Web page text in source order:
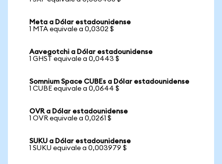
Meta a Dólar estadounidense
1 MTA equivale a 0,0302 $
Aavegotchi a Dólar estadounidense
1 GHST equivale a 0,0443 $
Somnium Space CUBEs a Dólar estadounidense
1 CUBE equivale a 0,0644 $
OVR a Dólar estadounidense
1 OVR equivale a 0,0261 $
SUKU a Dólar estadounidense
1 SUKU equivale a 0,003979 $